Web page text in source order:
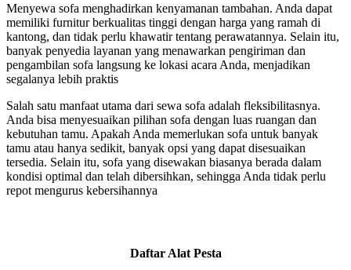
Menyewa sofa menghadirkan kenyamanan tambahan. Anda dapat
memiliki furnitur berkualitas tinggi dengan harga yang ramah di
kantong, dan tidak perlu khawatir tentang perawatannya. Selain itu,
banyak penyedia layanan yang menawarkan pengiriman dan
pengambilan sofa langsung ke lokasi acara Anda, menjadikan
segalanya lebih praktis
Salah satu manfaat utama dari sewa sofa adalah fleksibilitasnya.
Anda bisa menyesuaikan pilihan sofa dengan luas ruangan dan
kebutuhan tamu. Apakah Anda memerlukan sofa untuk banyak
tamu atau hanya sedikit, banyak opsi yang dapat disesuaikan
tersedia. Selain itu, sofa yang disewakan biasanya berada dalam
kondisi optimal dan telah dibersihkan, sehingga Anda tidak perlu
repot mengurus kebersihannya
Daftar Alat Pesta